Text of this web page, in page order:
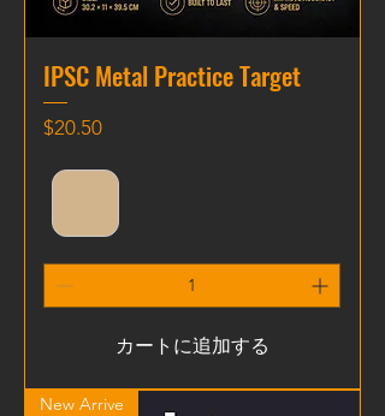
IPSC Metal Practice Target
価格
$20.50
カートに追加する
New Arrive